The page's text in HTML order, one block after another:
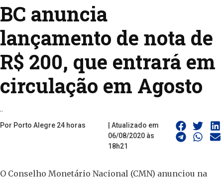
BC anuncia
lançamento de nota de
R$ 200, que entrará em
circulação em Agosto
..
Por Porto Alegre 24 horas
| Atualizado em
06/08/2020 às
18h21
O Conselho Monetário Nacional (CMN) anunciou na